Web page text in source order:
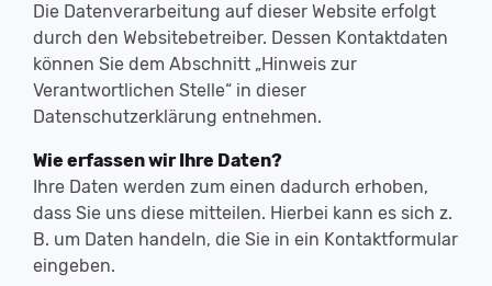
Die Datenverarbeitung auf dieser Website erfolgt
durch den Websitebetreiber. Dessen Kontaktdaten
können Sie dem Abschnitt „Hinweis zur
Verantwortlichen Stelle“ in dieser
Datenschutzerklärung entnehmen.
Wie erfassen wir Ihre Daten?
Ihre Daten werden zum einen dadurch erhoben,
dass Sie uns diese mitteilen. Hierbei kann es sich z.
B. um Daten handeln, die Sie in ein Kontaktformular
eingeben.